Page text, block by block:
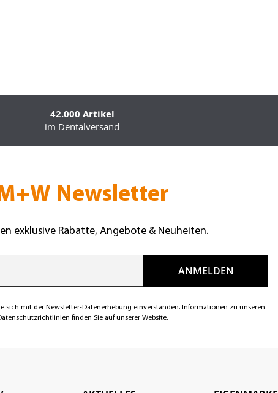
42.000 Artikel
im Dentalversand
Newsletter
exklusive Rabatte, Angebote & Neuheiten.
sich mit der Newsletter-Datenerhebung einverstanden. Informationen zu unseren
finden Sie auf unserer Website.